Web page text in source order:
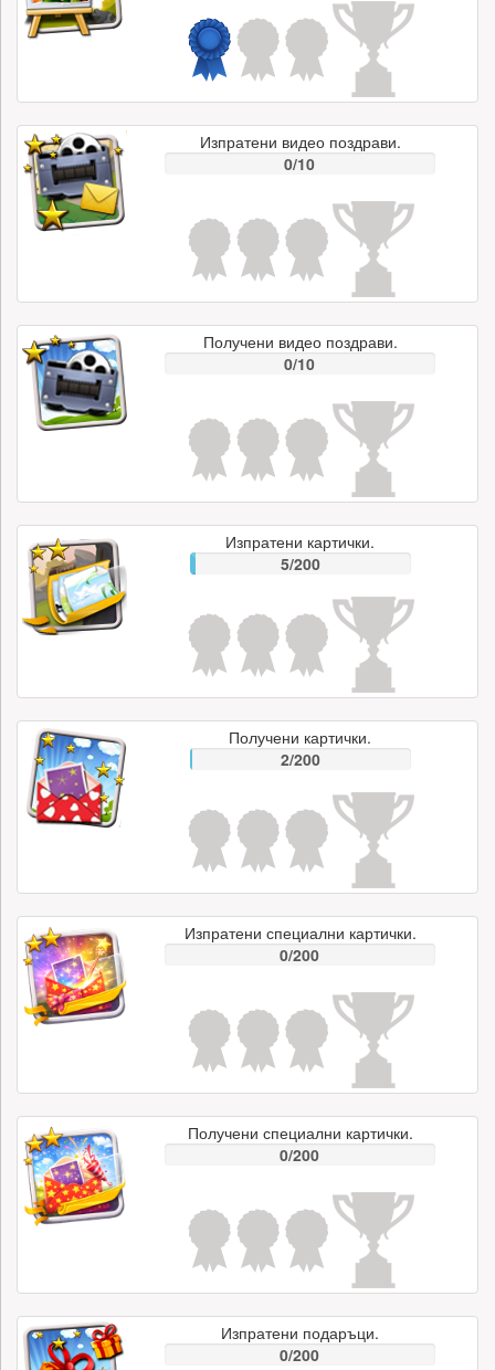
Изпратени видео поздрави.
0/10
Получени видео поздрави.
0/10
Изпратени картички.
5/200
Получени картички.
2/200
Изпратени специални картички.
0/200
Получени специални картички.
0/200
Изпратени подаръци.
0/200